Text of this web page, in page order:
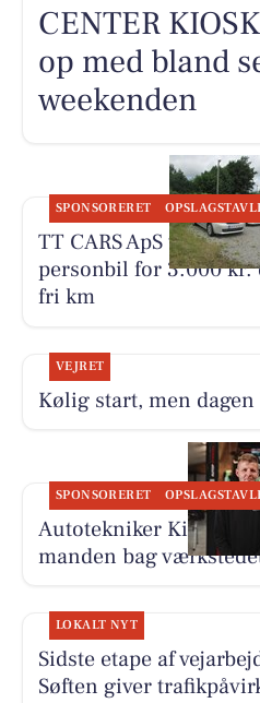
CENTER
op med bland
weekenden
SPONSORERET
TT CARS ApS
personbil for 3.000 kr.
fri km
VEJRET
Kølig start, men
SPONSORERET
Autotekniker Kim
manden bag
LOKALT NYT
Sidste etape af
Søften giver